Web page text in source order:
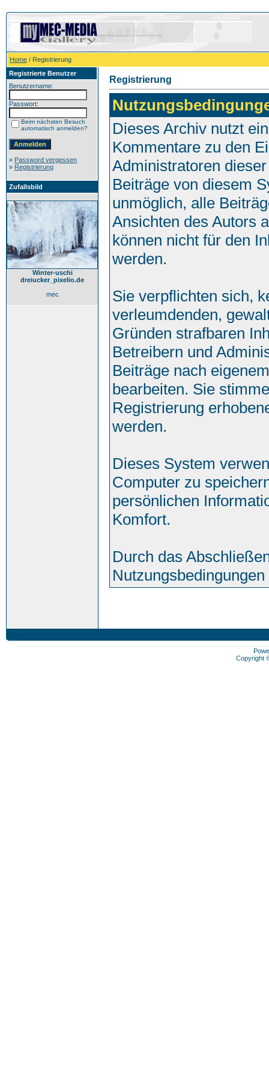
Home / Registrierung
Registrierte Benutzer
Benutzername:
Passwort:
Beim nächsten Besuch
automatisch anmelden?
» Password vergessen
» Registrierung
Zufallsbild
Winter-uschi
dreiucker_pixelio.de
mec
Registrierung
Dieses Archiv nutzt
Kommentare zu den
Administratoren
Beiträge von diesem
unmöglich, alle
Ansichten des Autors
können nicht für den
werden.
Sie verpflichten sich,
verleumdenden,
Gründen strafbaren
Betreibern und
Beiträge nach
bearbeiten. Sie
Registrierung
werden.
Dieses System
Computer zu
persönlichen
Komfort.
Durch das
Nutzungsbedingungen
Copyright